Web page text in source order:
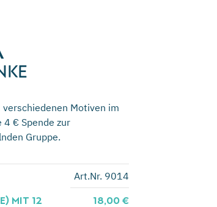
Motiven im
€ Spende zur
Gruppe.
Art.Nr. 9014
18,00 €
MIT 12 V